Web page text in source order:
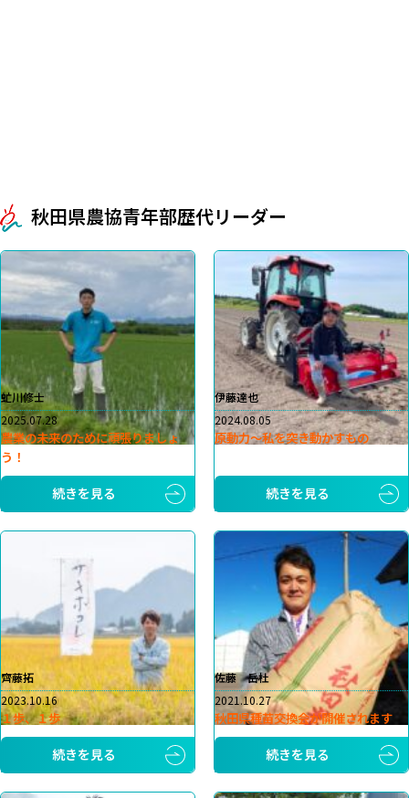
秋田県農協青年部歴代リーダー
虻川修士
2025.07.28
農業の未来のために頑張りましょ
う！
続きを見る
伊藤達也
2024.08.05
原動力～私を突き動かすもの
続きを見る
齊藤拓
2023.10.16
１歩、１歩
続きを見る
佐藤 岳杜
2021.10.27
秋田県種苗交換会が開催されます
続きを見る